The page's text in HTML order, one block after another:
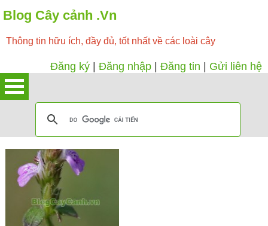
Blog Cây cảnh .Vn
Thông tin hữu ích, đầy đủ, tốt nhất về các loài cây
Đăng ký Đăng nhập Đăng tin Gửi liên hệ